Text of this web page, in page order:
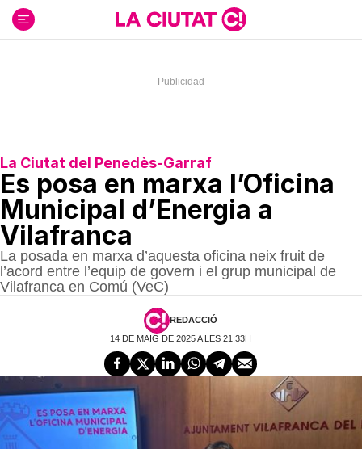
contenido
La Ciutat del Penedès-Garraf
Es posa en marxa l’Oficina
Municipal d’Energia a
Vilafranca
La posada en marxa d’aquesta oficina neix fruit de
l’acord entre l’equip de govern i el grup municipal de
Vilafranca en Comú (VeC)
REDACCIÓ
14 DE MAIG DE 2025 A LES 21:33H